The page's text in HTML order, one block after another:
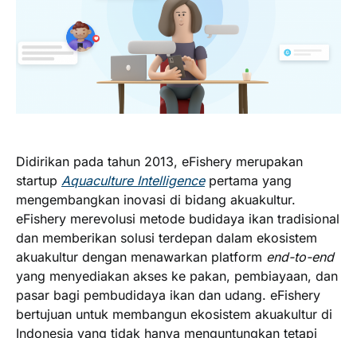
Didirikan pada tahun 2013, eFishery merupakan
startup Aquaculture Intelligencepertama yang
mengembangkan inovasi di bidang akuakultur.
eFishery merevolusi metode budidaya ikan tradisional
dan memberikan solusi terdepan dalam ekosistem
akuakultur dengan menawarkan platform end-to-end
yang menyediakan akses ke pakan, pembiayaan, dan
pasar bagi pembudidaya ikan dan udang. eFishery
bertujuan untuk membangun ekosistem akuakultur di
Indonesia yang tidak hanya menguntungkan tetapi